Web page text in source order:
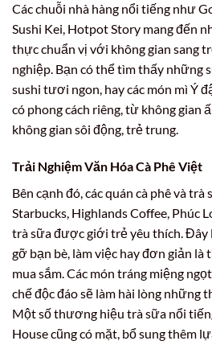
Các chuỗi nhà hàng nổi tiếng như
Sushi Kei, Hotpot Story mang đến
thực chuẩn vị với không gian sang
nghiệp. Bạn có thể tìm thấy những
sushi tươi ngon, hay các món mì Ý
có phong cách riêng, từ không gian
không gian sôi động, trẻ trung.
Trải Nghiệm Văn Hóa Cà Phê Việt
Bên cạnh đó, các quán cà phê và
Starbucks, Highlands Coffee, Phúc
trà sữa được giới trẻ yêu thích.
gỡ bạn bè, làm việc hay đơn giản là
mua sắm. Các món tráng miệng
chế độc đáo sẽ làm hài lòng những
Một số thương hiệu trà sữa nổi
House cũng có mặt, bổ sung thêm